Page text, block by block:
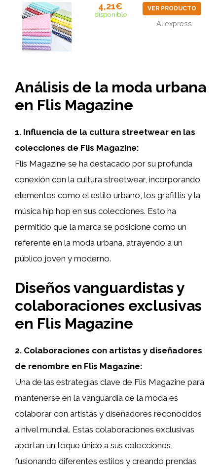
4,21€
disponible
VER PRODUCTO
Aliexpress
Análisis de la moda urbana
en Flis Magazine
1. Influencia de la cultura streetwear en las
colecciones de Flis Magazine:
Flis Magazine se ha destacado por su profunda
conexión con la cultura streetwear, incorporando
elementos como el estilo urbano, los grafittis y la
música hip hop en sus colecciones. Esto ha
permitido que la marca se posicione como un
referente en la moda urbana, atrayendo a un
público joven y moderno.
Diseños vanguardistas y
colaboraciones exclusivas
en Flis Magazine
2. Colaboraciones con artistas y diseñadores
de renombre en Flis Magazine:
Una de las estrategias clave de Flis Magazine para
mantenerse en la vanguardia de la moda es
colaborar con artistas y diseñadores reconocidos
a nivel mundial. Estas colaboraciones exclusivas
aportan un toque único a sus colecciones,
fusionando diferentes estilos y creando prendas